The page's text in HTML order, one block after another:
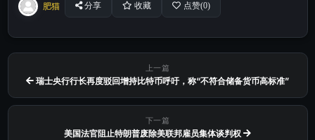
肥猫 分享 收藏 点赞(0)
上一篇
瑞士央行行长再度驳回增持比特币呼吁，称“不符合储备货币高标准”
下一篇
美国法官阻止特朗普废除美联邦雇员集体谈判权